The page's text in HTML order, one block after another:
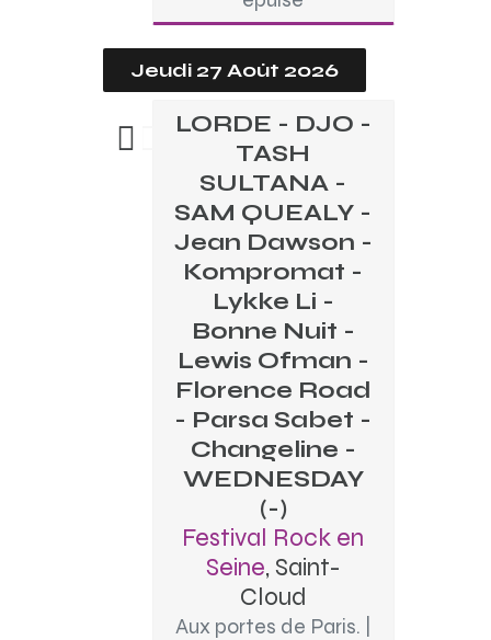
Jeudi 27 Août 2026
LORDE - DJO -
TASH
SULTANA -
SAM QUEALY -
Jean Dawson -
Kompromat -
Lykke Li -
Bonne Nuit -
Lewis Ofman -
Florence Road
- Parsa Sabet -
Changeline -
WEDNESDAY
(-)
Festival Rock en
Seine, Saint-
Cloud
Aux portes de Paris. |